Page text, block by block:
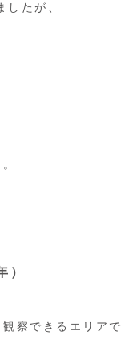
したが、
）
察できるエリアで